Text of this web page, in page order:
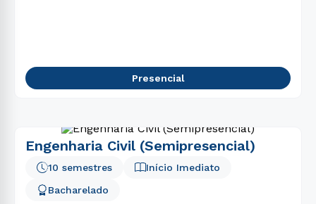
Presencial
Engenharia Civil (Semipresencial)
Início Imediato
10 semestres
Bacharelado